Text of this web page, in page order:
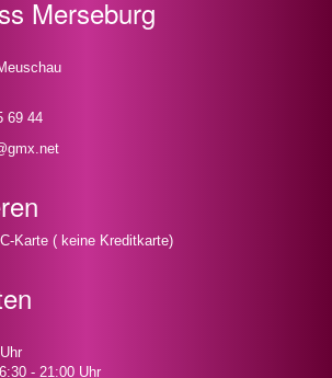
Merseburg
69 44
Karte ( keine Kreditkarte)
- 21:00 Uhr